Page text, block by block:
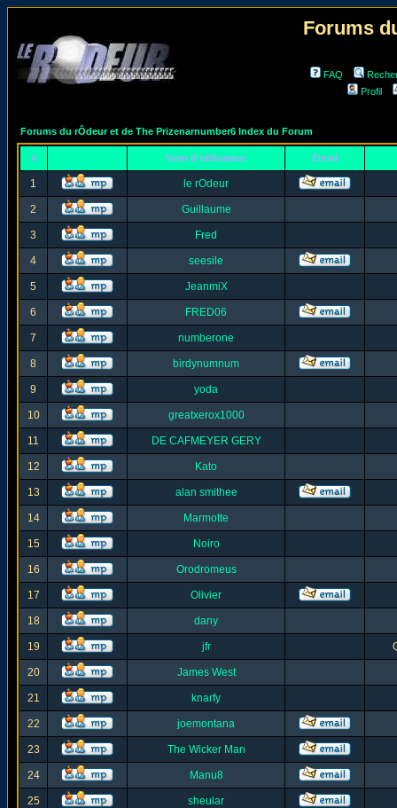
Forums
FAQ
Profil
Forums du rÔdeur et de The Prizenarnumber6 Index du Forum
# Nom d'utilisateur Email
1 le rOdeur
2 Guillaume
3 Fred
4 seesile
5 JeanmiX
6 FRED06
7 numberone
8 birdynumnum
9 yoda
10 greatxerox1000
11 DE CAFMEYER GERY
12 Kato
13 alan smithee
14 Marmotte
15 Noiro
16 Orodromeus
17 Olivier
18 dany
19 jfr
20 James West
21 knarfy
22 joemontana
23 The Wicker Man
24 Manu8
25 sheular